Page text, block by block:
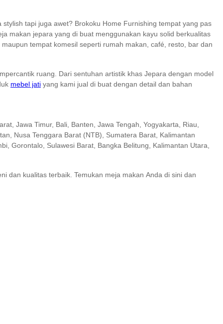
tapi juga awet? Brokoku Home Furnishing tempat yang pas
makan jepara yang di buat menggunakan kayu solid berkualitas
tempat komesil seperti rumah makan, café, resto, bar dan
ruang. Dari sentuhan artistik khas Jepara dengan model
mebel jati yang kami jual di buat dengan detail dan bahan
Jawa Timur, Bali, Banten, Jawa Tengah, Yogyakarta, Riau,
Nusa Tenggara Barat (NTB), Sumatera Barat, Kalimantan
Gorontalo, Sulawesi Barat, Bangka Belitung, Kalimantan Utara,
dan kualitas terbaik. Temukan meja makan Anda di sini dan